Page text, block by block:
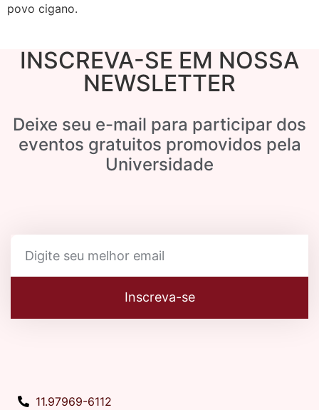
povo cigano.
INSCREVA-SE EM NOSSA
NEWSLETTER
Deixe seu e-mail para participar dos
eventos gratuitos promovidos pela
Universidade
Inscreva-se
11.97969-6112